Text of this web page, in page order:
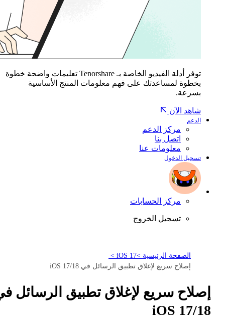
توفر أدلة الفيديو الخاصة بـ Tenorshare تعليمات واضحة خطوة
بخطوة لمساعدتك على فهم معلومات المنتج الأساسية
بسرعة.
شاهد الآن
الدعم
مركز الدعم
اتصل بنا
معلومات عنا
تسجيل الدخول
مركز الحسابات
تسجيل الخروج
الصفحة الرئيسية >iOS 17 >
إصلاح سريع لإغلاق تطبيق الرسائل في iOS 17/18
إصلاح سريع لإغلاق تطبيق الرسائل
iOS 17/18